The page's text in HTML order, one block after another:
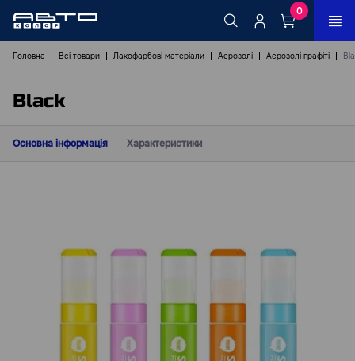
0
Головна Всі товари Лакофарбові матеріали Аерозолі Аерозолі графіті
Black
Основна інформація Характеристики